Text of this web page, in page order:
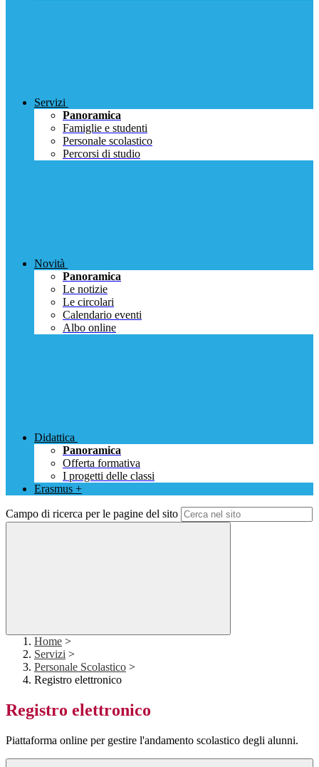
Servizi
Panoramica
Famiglie e studenti
Personale scolastico
Percorsi di studio
Novità
Panoramica
Le notizie
Le circolari
Calendario eventi
Albo online
Didattica
Panoramica
Offerta formativa
I progetti delle classi
Erasmus +
Campo di ricerca per le pagine del sito
Home >
Servizi >
Personale Scolastico >
Registro elettronico
Registro elettronico
Piattaforma online per gestire l'andamento scolastico degli alunni.